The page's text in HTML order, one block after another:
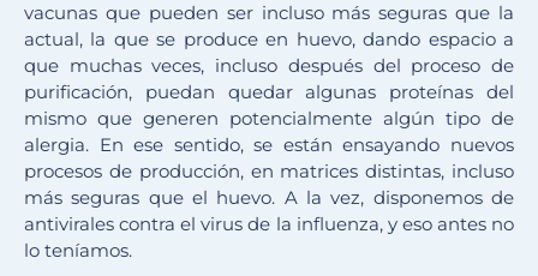
vacunas que pueden ser incluso más seguras que la
actual, la que se produce en huevo, dando espacio a
que muchas veces, incluso después del proceso de
purificación, puedan quedar algunas proteínas del
mismo que generen potencialmente algún tipo de
alergia. En ese sentido, se están ensayando nuevos
procesos de producción, en matrices distintas, incluso
más seguras que el huevo. A la vez, disponemos de
antivirales contra el virus de la influenza, y eso antes no
lo teníamos.